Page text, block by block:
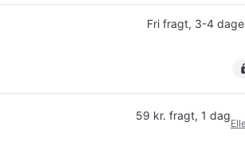
Fri fragt, 3-4 dage
59 kr. fragt, 1 dag